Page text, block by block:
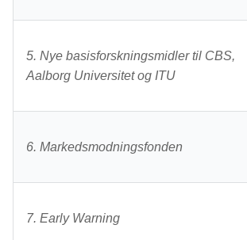
5. Nye basisforskningsmidler til CBS,
Aalborg Universitet og ITU
6. Markedsmodningsfonden
7. Early Warning